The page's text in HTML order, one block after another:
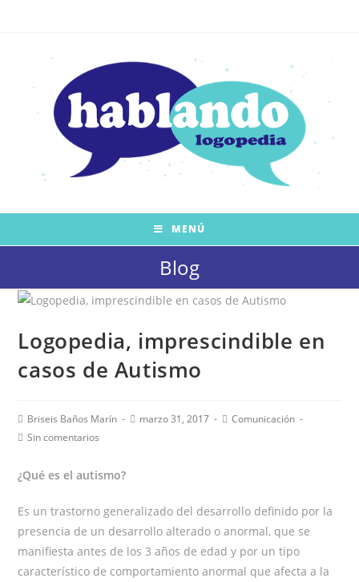
MENÚ
Blog
Logopedia, imprescindible en
casos de Autismo
Autor
de
Briseis Baños Marín
Publicación
marzo 31, 2017
Categoría
Comunicación
Comentarios
entrada:
Sin comentarios
¿Qué es el autismo?
Es un trastorno generalizado del desarrollo definido por la
presencia de un desarrollo alterado o anormal, que se
manifiesta antes de los 3 años de edad y por un tipo
característico de comportamiento anormal que afecta a la